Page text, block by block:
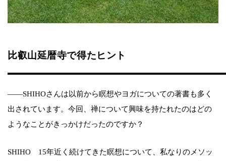
比叡山延暦寺で得たヒント
——SHIHOさんは以前から瞑想やヨガについての著書も多く
出されています。今回、禅について興味を持たれたのはどの
ようなことがきっかけだったのですか？
SHIHO 15年近く続けてきた瞑想について、私なりのメソッ